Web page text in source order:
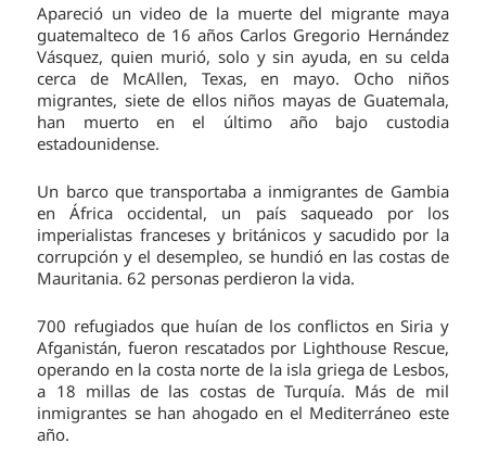
Apareció un video de la muerte del migrante maya
guatemalteco de 16 años Carlos Gregorio Hernández
Vásquez, quien murió, solo y sin ayuda, en su celda
cerca de McAllen, Texas, en mayo. Ocho niños
migrantes, siete de ellos niños mayas de Guatemala,
han muerto en el último año bajo custodia
estadounidense.
Un barco que transportaba a inmigrantes de Gambia
en África occidental, un país saqueado por los
imperialistas franceses y británicos y sacudido por la
corrupción y el desempleo, se hundió en las costas de
Mauritania. 62 personas perdieron la vida.
700 refugiados que huían de los conflictos en Siria y
Afganistán, fueron rescatados por Lighthouse Rescue,
operando en la costa norte de la isla griega de Lesbos,
a 18 millas de las costas de Turquía. Más de mil
inmigrantes se han ahogado en el Mediterráneo este
año.